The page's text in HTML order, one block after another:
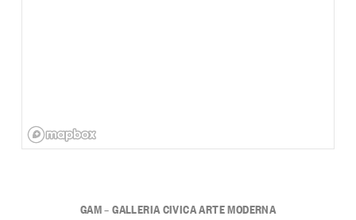
GAM – GALLERIA CIVICA ARTE MODERNA